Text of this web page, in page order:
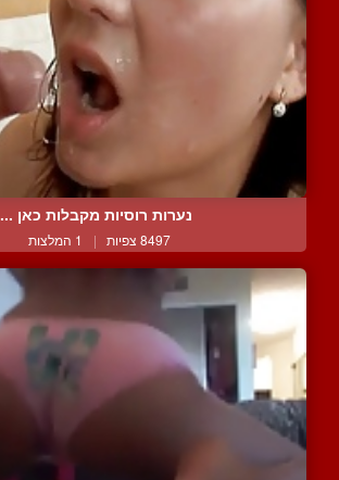
נערות רוסיות מקבלות כאן ...
8497 צפיות | 1 המלצות